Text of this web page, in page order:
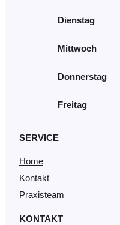
Dienstag
Mittwoch
Donnerstag
Freitag
SERVICE
Home
Kontakt
Praxisteam
KONTAKT